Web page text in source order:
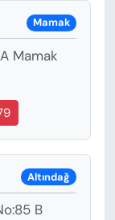
Mamak
Mamak
Altındağ
B